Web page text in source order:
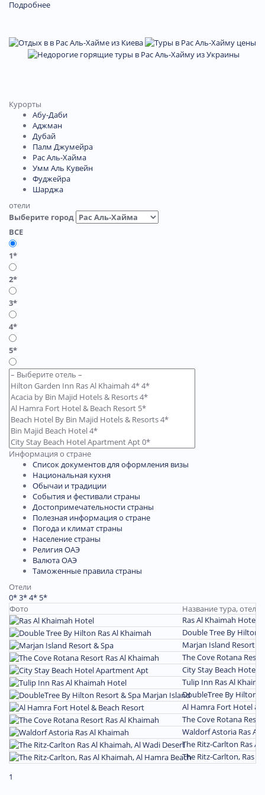
Подробнее
Курорты
Абу-Даби
Аджман
Дубай
Палм Джумейра
Рас Аль-Хайма
Умм Аль Кувейн
Фуджейра
Шарджа
отели
Выберите город
ВСЕ
1*
2*
3*
4*
5*
Информация о стране
Список документов для оформления визы
Национальная кухня
Обычаи и традиции
События и фестивали страны
Достопримечательности страны
Полезная информация о стране
Погода и климат страны
Население страны
Религия ОАЭ
Валюта ОАЭ
Таможенные правила страны
Отели
0*3*4* 5*
Фото
Название тура, отель
Ras Al Khaimah Hotel
Double Tree By Hilton
Marjan Island Resort &
The Cove Rotana
City Stay Beach Hotel
Tulip Inn Ras Al
DoubleTree By Hilton
Al Hamra Fort Hotel &
The Cove Rotana
Waldorf Astoria Ras Al
The Ritz-Carlton Ras
The Ritz-Carlton, Ras
1